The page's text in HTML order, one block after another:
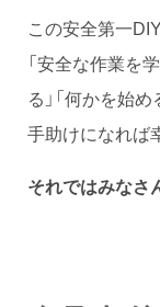
この安全第一
「安全な作業を
る」「何かを始
手助けになれば
それではみなさ